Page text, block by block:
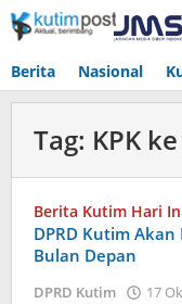
Lewati
ke
Berita Nasional
Tag: KPK
Berita Kutim Hari
DPRD Kutim Akan
Bulan Depan
DPRD Kutim 17